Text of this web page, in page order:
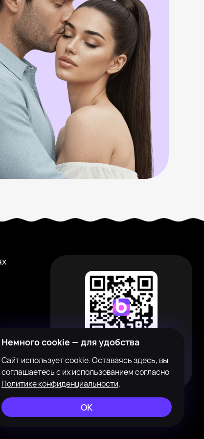
Наведите камеру на QR-код, чтобы
скачать приложение
Немного cookie — для удобства
Сайт использует cookie. Оставаясь здесь, вы
соглашаетесь с их использованием согласно
Политике конфиденциальности.
ОК